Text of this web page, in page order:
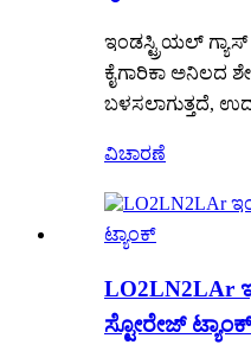
ಇಂಡಸ್ಟ್ರಿಯಲ್ ಗ್ಯಾಸ್
ಕೈಗಾರಿಕಾ ಅನಿಲದ
ಬಳಸಲಾಗುತ್ತದೆ,
ವಿಚಾರಣೆ
LO2LN2LAr
ಸ್ಟೋರೇಜ್ ಟ್ಯಾಂಕ್